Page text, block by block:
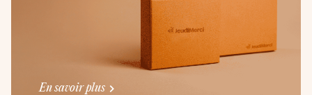
En savoir plus